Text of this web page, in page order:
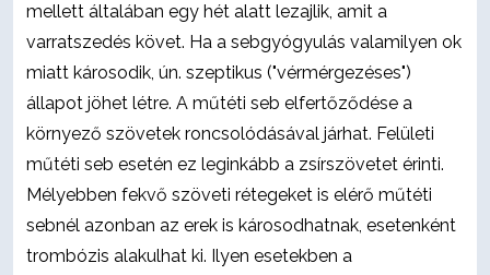
mellett általában egy hét alatt lezajlik, amit a
varratszedés követ. Ha a sebgyógyulás valamilyen ok
miatt károsodik, ún. szeptikus ("vérmérgezéses")
állapot jöhet létre. A műtéti seb elfertőződése a
környező szövetek roncsolódásával járhat. Felületi
műtéti seb esetén ez leginkább a zsírszövetet érinti.
Mélyebben fekvő szöveti rétegeket is elérő műtéti
sebnél azonban az erek is károsodhatnak, esetenként
trombózis alakulhat ki. Ilyen esetekben a